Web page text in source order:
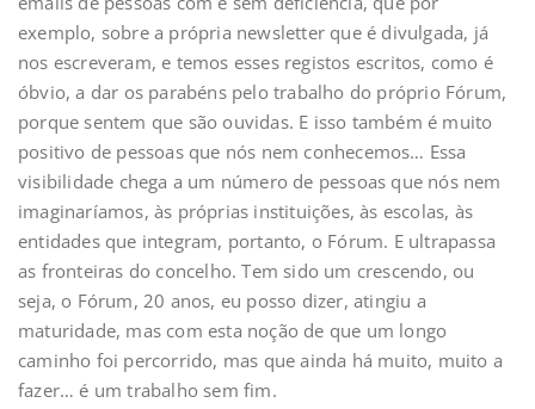
exemplo, sobre a própria newsletter que é divulgada, já
nos escreveram, e temos esses registos escritos, como é
óbvio, a dar os parabéns pelo trabalho do próprio Fórum,
porque sentem que são ouvidas. E isso também é muito
positivo de pessoas que nós nem conhecemos… Essa
visibilidade chega a um número de pessoas que nós nem
imaginaríamos, às próprias instituições, às escolas, às
entidades que integram, portanto, o Fórum. E ultrapassa
as fronteiras do concelho. Tem sido um crescendo, ou
seja, o Fórum, 20 anos, eu posso dizer, atingiu a
maturidade, mas com esta noção de que um longo
caminho foi percorrido, mas que ainda há muito, muito a
fazer… é um trabalho sem fim.